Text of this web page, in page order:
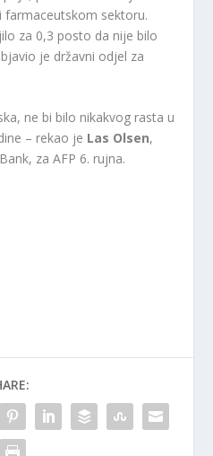
farmaceutskom sektoru.
za 0,3 posto da nije bilo
je državni odjel za
ne bi bilo nikakvog rasta u
– rekao je Las Olsen,
za AFP 6. rujna.